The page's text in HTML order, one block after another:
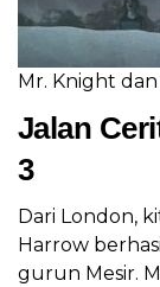
Mr. Knight
Jalan
3
Dari London,
Harrow
gurun Mesir.